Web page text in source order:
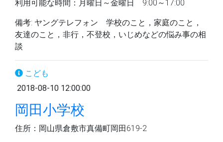
利用可能な時間：月曜日～金曜日 9:00～17:00
備考: ヤングテレフォン 学校のこと，家庭のこと，
友達のこと，非行，不登校，いじめなどの悩み事の相
談
こども
2018-08-10 12:00:00
岡田小学校
住所：岡山県倉敷市真備町岡田619-2